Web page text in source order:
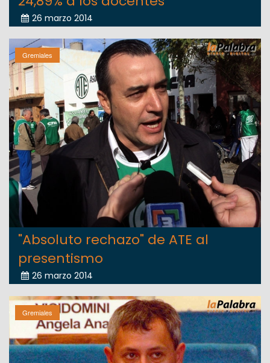
26 marzo 2014
Gremiales
"Absoluto rechazo" de ATE al
presentismo
26 marzo 2014
Gremiales